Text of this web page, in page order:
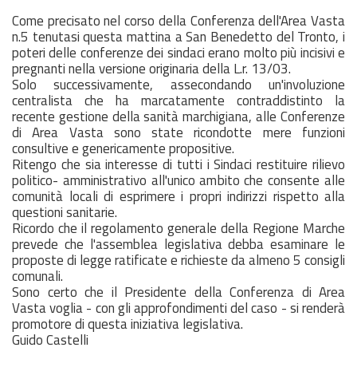
Come precisato nel corso della Conferenza dell'Area Vasta
n.5 tenutasi questa mattina a San Benedetto del Tronto, i
poteri delle conferenze dei sindaci erano molto più incisivi e
pregnanti nella versione originaria della L.r. 13/03.
Solo successivamente, assecondando un'involuzione
centralista che ha marcatamente contraddistinto la
recente gestione della sanità marchigiana, alle Conferenze
di Area Vasta sono state ricondotte mere funzioni
consultive e genericamente propositive.
Ritengo che sia interesse di tutti i Sindaci restituire rilievo
politico- amministrativo all'unico ambito che consente alle
comunità locali di esprimere i propri indirizzi rispetto alla
questioni sanitarie.
Ricordo che il regolamento generale della Regione Marche
prevede che l'assemblea legislativa debba esaminare le
proposte di legge ratificate e richieste da almeno 5 consigli
comunali.
Sono certo che il Presidente della Conferenza di Area
Vasta voglia - con gli approfondimenti del caso - si renderà
promotore di questa iniziativa legislativa.
Guido Castelli